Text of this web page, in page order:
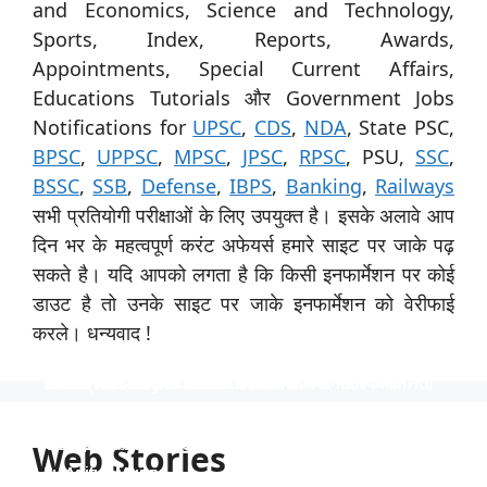
and Economics, Science and Technology,
Sports, Index, Reports, Awards,
Appointments, Special Current Affairs,
Educations Tutorials और Government Jobs
Notifications for UPSC, CDS, NDA, State PSC,
BPSC, UPPSC, MPSC, JPSC, RPSC, PSU, SSC,
BSSC, SSB, Defense,IBPS, Banking, Railways
सभी प्रतियोगी परीक्षाओं के लिए उपयुक्त है। इसके अलावे आप
दिन भर के महत्वपूर्ण करंट अफेयर्स हमारे साइट पर जाके पढ़
सकते है। यदि आपको लगता है कि किसी इनफार्मेशन पर कोई
डाउट है तो उनके साइट पर जाके इनफार्मेशन को वेरीफाई
करले। धन्यवाद !
Web Stories
सीमा 62 साल तक, साढ़े 4 लाख रुपये की सैलरी।
By Aditya Munna
40 साल तक और 1 लाख से अधिक की सैलरी।
By Aditya Munna
और 90 हजार रुपये से अधिक की सैलरी
By Aditya Munna
अवसर, वेतन 56 हजार तक
By Aditya Munna
1,80,000 तक
By Aditya Munna